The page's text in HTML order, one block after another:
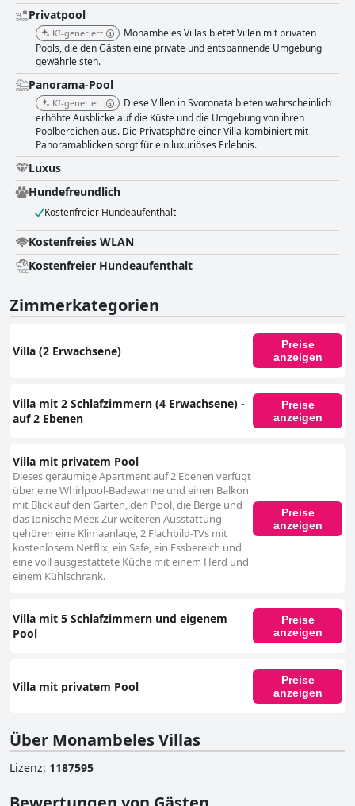
Privatpool
KI-generiert
Monambeles Villas bietet Villen mit privaten
Pools, die den Gästen eine private und entspannende Umgebung
gewährleisten.
Panorama-Pool
KI-generiert
Diese Villen in Svoronata bieten wahrscheinlich
erhöhte Ausblicke auf die Küste und die Umgebung von ihren
Poolbereichen aus. Die Privatsphäre einer Villa kombiniert mit
Panoramablicken sorgt für ein luxuriöses Erlebnis.
Luxus
Hundefreundlich
Kostenfreier Hundeaufenthalt
Kostenfreies WLAN
Kostenfreier Hundeaufenthalt
Zimmerkategorien
Villa (2 Erwachsene)
Preise
anzeigen
Villa mit 2 Schlafzimmern (4 Erwachsene) -
auf 2 Ebenen
Preise
anzeigen
Villa mit privatem Pool
Dieses geräumige Apartment auf 2 Ebenen verfügt
über eine Whirlpool-Badewanne und einen Balkon
mit Blick auf den Garten, den Pool, die Berge und
das Ionische Meer. Zur weiteren Ausstattung
gehören eine Klimaanlage, 2 Flachbild-TVs mit
kostenlosem Netflix, ein Safe, ein Essbereich und
eine voll ausgestattete Küche mit einem Herd und
einem Kühlschrank.
Preise
anzeigen
Villa mit 5 Schlafzimmern und eigenem
Pool
Preise
anzeigen
Villa mit privatem Pool
Preise
anzeigen
Über Monambeles Villas
Lizenz: 1187595